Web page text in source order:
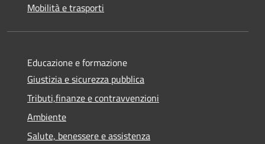
Mobilità e trasporti
Educazione e formazione
Giustizia e sicurezza pubblica
Tributi,finanze e contravvenzioni
Ambiente
Salute, benessere e assistenza